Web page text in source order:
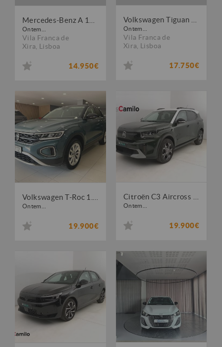
Ontem...
Vila Franca de
Xira Lisboa
14.950€
Ontem...
Vila Franca de
Xira Lisboa
17.750€
Ontem...
19.900€
Ontem...
19.900€